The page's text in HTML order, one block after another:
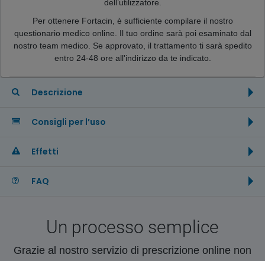
dell’utilizzatore.
Per ottenere Fortacin, è sufficiente compilare il nostro
questionario medico online. Il tuo ordine sarà poi esaminato dal
nostro team medico. Se approvato, il trattamento ti sarà spedito
entro 24-48 ore all'indirizzo da te indicato.
Descrizione
Consigli per l’uso
Effetti
FAQ
Un processo semplice
Grazie al nostro servizio di prescrizione online non